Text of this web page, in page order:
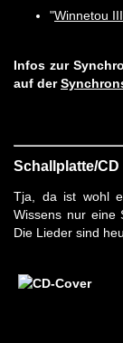
"Winnetou III
Infos zur
auf der
Schallplatte/CD
Tja, da ist wohl
Wissens nur eine
Die Lieder sind